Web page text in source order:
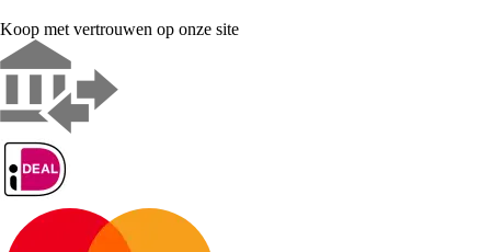
Koop met vertrouwen op onze site